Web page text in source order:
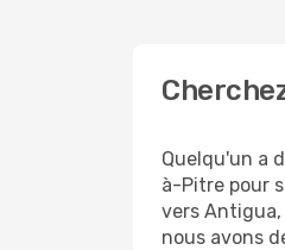
Quelqu'un a
à-Pitre pour
vers
nous avons